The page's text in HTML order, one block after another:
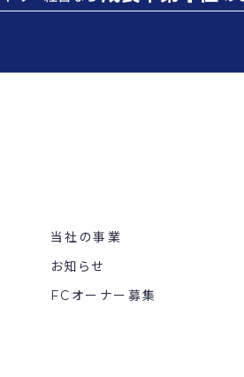
当社の事業
お知らせ
FCオーナー募集